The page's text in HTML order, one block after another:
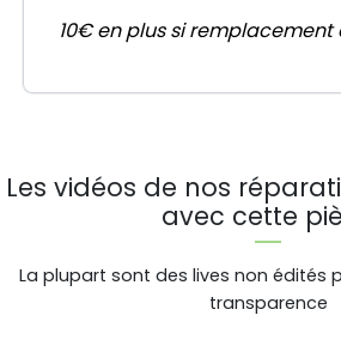
10€ en plus si remplacement
Les vidéos de nos
avec cette
La plupart sont des lives non édités
transparence